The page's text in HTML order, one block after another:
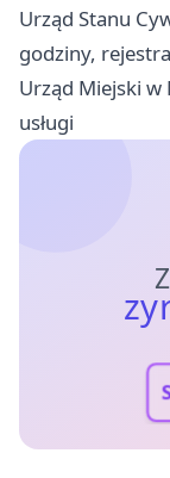
Urząd Stanu
godziny,
Urząd Miejski w
usługi